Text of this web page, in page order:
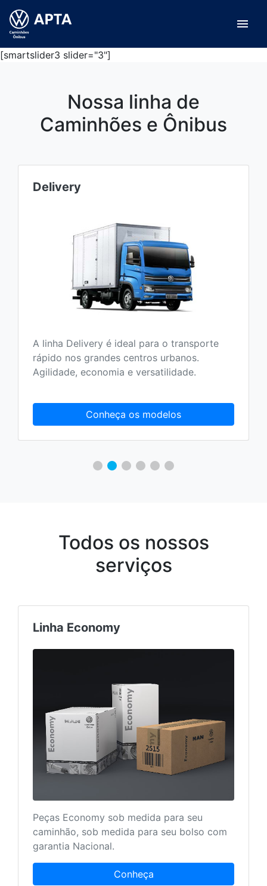
menu
[smartslider3 slider="3"]
Nossa linha de
Caminhões e Ônibus
Delivery
A linha Delivery é ideal para o transporte
rápido nos grandes centros urbanos.
Agilidade, economia e versatilidade.
Conheça os modelos
Todos os nossos
serviços
Linha Economy
Peças Economy sob medida para seu
caminhão, sob medida para seu bolso com
garantia Nacional.
Conheça